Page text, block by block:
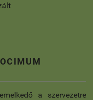
a szervezetre